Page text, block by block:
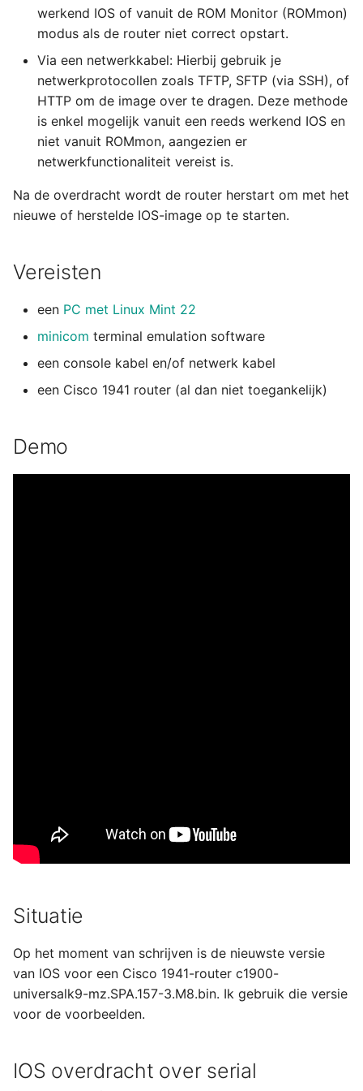
eindresultaat
08 Conclusie
07 Conclusie
Setup van een Linux
Mint 22 virtuele machine
in VirtualBox
Setup van een Debian 13
virtuele machine in
VirtualBox
Setup van een NAT
netwerk LAB omgeving
08 Conclusie
IOS-overdracht via
netwerkprotocol
Vanaf IOS
From ROMMON
werkend IOS of vanuit de ROM Monitor (ROMmon)
modus als de router niet correct opstart.
Via een netwerkkabel: Hierbij gebruik je
netwerkprotocollen zoals TFTP, SFTP (via SSH), of
HTTP om de image over te dragen. Deze methode
is enkel mogelijk vanuit een reeds werkend IOS en
niet vanuit ROMmon, aangezien er
netwerkfunctionaliteit vereist is.
Na de overdracht wordt de router herstart om met het
nieuwe of herstelde IOS-image op te starten.
Vereisten
een PC met Linux Mint 22
minicom terminal emulation software
een console kabel en/of netwerk kabel
een Cisco 1941 router (al dan niet toegankelijk)
Demo
Situatie
Op het moment van schrijven is de nieuwste versie
van IOS voor een Cisco 1941-router c1900-
universalk9-mz.SPA.157-3.M8.bin. Ik gebruik die versie
voor de voorbeelden.
IOS overdracht over serial